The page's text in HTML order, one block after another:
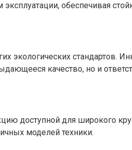
обеспечивая
экологических
качество, но и
доступной для широкого
моделей техники.